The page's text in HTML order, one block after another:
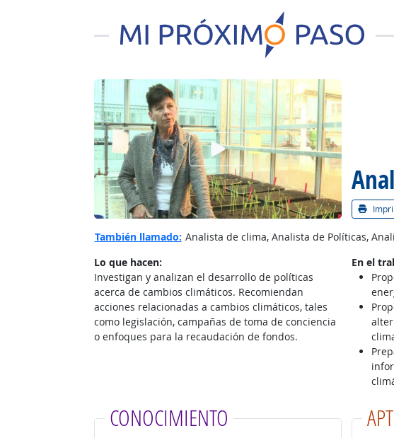
Ver el vίdeo de la carrera
También llamado: Analista de clima, Analista de Políticas,
Lo que hacen:
Investigan y analizan el desarrollo de políticas
acerca de cambios climáticos. Recomiendan
acciones relacionadas a cambios climáticos, tales
como legislación, campañas de toma de conciencia
o enfoques para la recaudación de fondos.
En el
CONOCIMIENTO